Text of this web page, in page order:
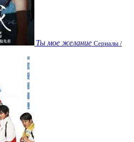
Ты мое желание Сериалы /